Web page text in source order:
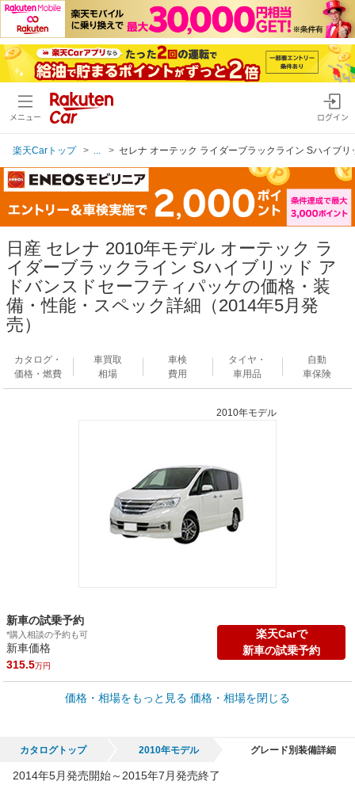
メニュー ログイン
楽天Carトップ セレナ オーテック ライダーブラックライン Sハイブ
日産 セレナ 2010年モデル オーテック ラ
イダーブラックライン Sハイブリッド ア
ドバンスドセーフティパッケの価格・装
備・性能・スペック詳細（2014年5月発
売）
カタログ・
価格・燃費
車買取
相場
車検
費用
タイヤ・
車用品
自動
車保険
2010年モデル
新車の試乗予約
*購入相談の予約も可
新車価格
315.5万円
楽天Carで
新車の試乗予約
車買取価格 *
車買取相場
73,850円
価格・相場をもっと見る 価格・相場を閉じる
カタログトップ 2010年モデル グレード別装備詳細
2014年5月発売開始～2015年7月発売終了